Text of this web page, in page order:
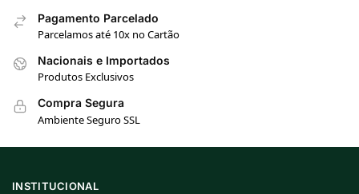
Pagamento Parcelado
Parcelamos até 10x no Cartão
Nacionais e Importados
Produtos Exclusivos
Compra Segura
Ambiente Seguro SSL
INSTITUCIONAL